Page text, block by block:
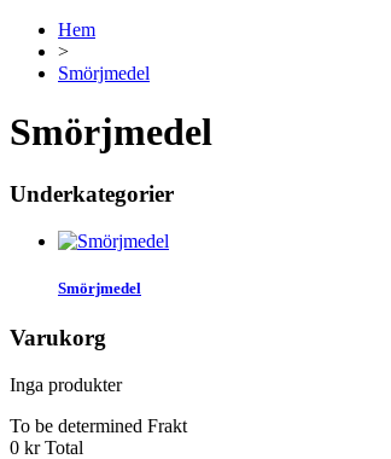
Hem
>
Smörjmedel
Smörjmedel
Underkategorier
Smörjmedel
Varukorg
Inga produkter
To be determined Frakt
0 kr Total